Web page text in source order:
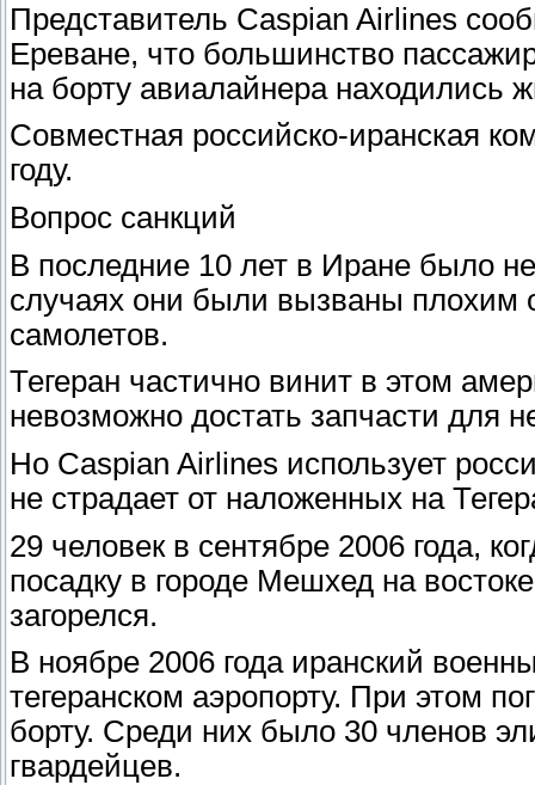
Представитель Caspian Airlines
Ереване, что большинство
на борту авиалайнера находились
Совместная российско-иранская
году.
Вопрос санкций
В последние 10 лет в Иране было
случаях они были вызваны плохим
самолетов.
Тегеран частично винит в этом
невозможно достать запчасти для
Но Caspian Airlines использует
не страдает от наложенных на
29 человек в сентябре 2006 года,
посадку в городе Мешхед на
загорелся.
В ноябре 2006 года иранский
тегеранском аэропорту. При этом
борту. Среди них было 30 членов
гвардейцев.